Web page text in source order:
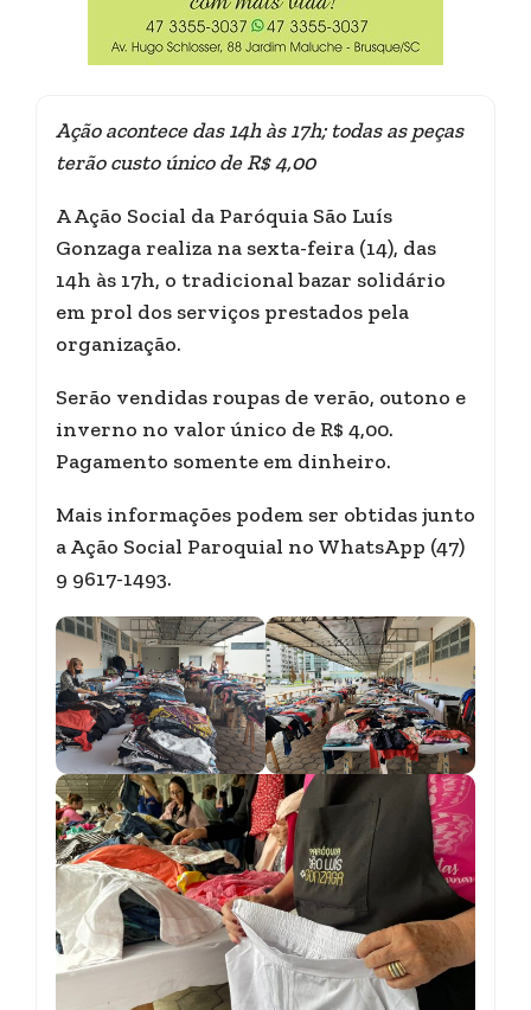
Ação acontece das 14h às 17h; todas as peças
terão custo único de R$ 4,00
A Ação Social da Paróquia São Luís
Gonzaga realiza na sexta-feira (14), das
14h às 17h, o tradicional bazar solidário
em prol dos serviços prestados pela
organização.
Serão vendidas roupas de verão, outono e
inverno no valor único de R$ 4,00.
Pagamento somente em dinheiro.
Mais informações podem ser obtidas junto
a Ação Social Paroquial no WhatsApp (47)
9 9617-1493.